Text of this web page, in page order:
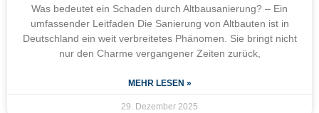
Was bedeutet ein Schaden durch Altbausanierung? – Ein
umfassender Leitfaden Die Sanierung von Altbauten ist in
Deutschland ein weit verbreitetes Phänomen. Sie bringt nicht
nur den Charme vergangener Zeiten zurück,
MEHR LESEN »
29. Dezember 2025